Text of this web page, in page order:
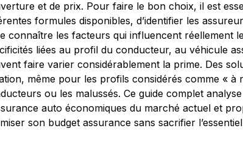
et de prix. Pour faire le bon choix, il est
formules disponibles, d’identifier les
connaître les facteurs qui influencent réellement
liées au profil du conducteur, au véhicule
faire varier considérablement la prime. Des
même pour les profils considérés comme « à
ou les malussés. Ce guide complet
auto économiques du marché actuel et
son budget assurance sans sacrifier